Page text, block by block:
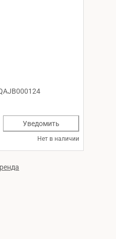
Нет в наличии
Уведомить